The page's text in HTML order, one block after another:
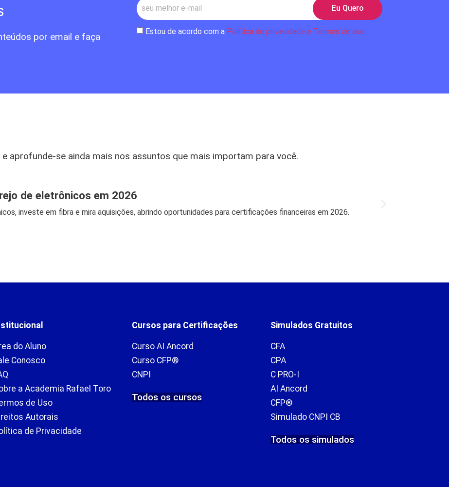
por email e faça
Estou de acordo com a Política de privacidade e Termos de uso
Eu Quero
aprofunde-se ainda mais nos assuntos que mais importam para você.
de eletrônicos em 2026
investe em fibra e mira aquisições, abrindo oportunidades para certificações financeiras em 2026.
do Aluno
Conosco
a Academia Rafael Toro
de Uso
Autorais
de Privacidade
Cursos para Certificações
Curso AI Ancord
Curso CFP®
CNPI
Todos os cursos
Simulados Gratuitos
CFA
CPA
C PRO-I
AI Ancord
CFP®
Simulado CNPI CB
Todos os simulados